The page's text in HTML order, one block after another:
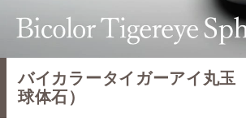
バイカラータイガーアイ丸玉
球体石）